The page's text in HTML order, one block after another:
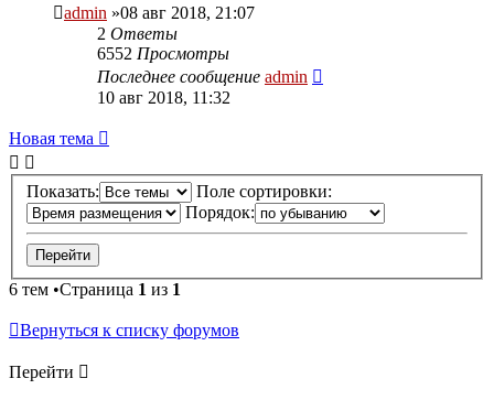
admin »08 авг 2018, 21:07
2 Ответы
6552 Просмотры
Последнее сообщение admin
10 авг 2018, 11:32
Новая тема
Показать:
Поле сортировки:
Порядок:
6 тем •Страница 1 из 1
Вернуться к списку форумов
Перейти